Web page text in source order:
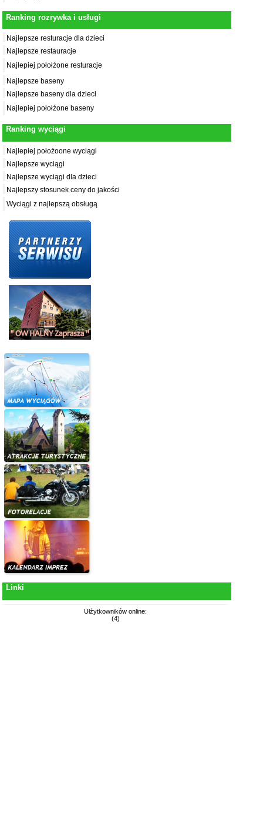
Ranking rozrywka i usługi
Najlepsze resturacje dla dzieci
Najlepsze restauracje
Najlepiej połołźone resturacje
Najlepsze baseny
Najlepsze baseny dla dzieci
Najlepiej połołźone baseny
Ranking wyciągi
Najlepiej położoone wyciągi
Najlepsze wyciągi
Najlepsze wyciągi dla dzieci
Najlepszy stosunek ceny do jakości
Wyciągi z najlepszą obsługą
Linki
Ułźytkowników online:
(4)